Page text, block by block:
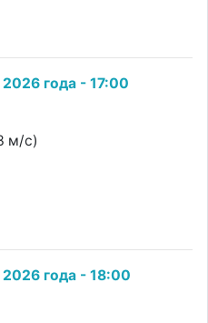
2026 года - 17:00
м/с)
2026 года - 18:00